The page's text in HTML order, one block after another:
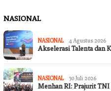
NASIONAL
NASIONAL 4 Agustus 2026
Akselerasi Talenta dan
NASIONAL 30 Juli 2026
Menhan RI: Prajurit